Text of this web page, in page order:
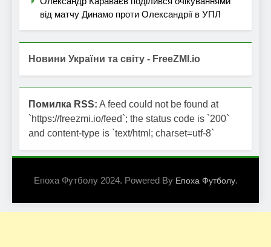
від матчу Динамо проти Олександрії в УПЛ
Новини України та світу - FreeZMI.io
Помилка RSS: A feed could not be found at
`https://freezmi.io/feed`; the status code is `200`
and content-type is `text/html; charset=utf-8`
Епоха Футболу 2024. Powered By Епоха Футболу.